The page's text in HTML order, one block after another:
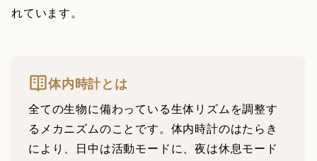
れています。
体内時計とは
全ての生物に備わっている生体リズムを調整す
るメカニズムのことです。体内時計のはたらき
により、日中は活動モードに、夜は休息モード